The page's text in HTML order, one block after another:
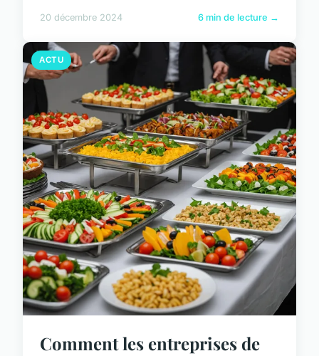
20 décembre 2024 6 min de lecture →
ACTU
Comment les entreprises de